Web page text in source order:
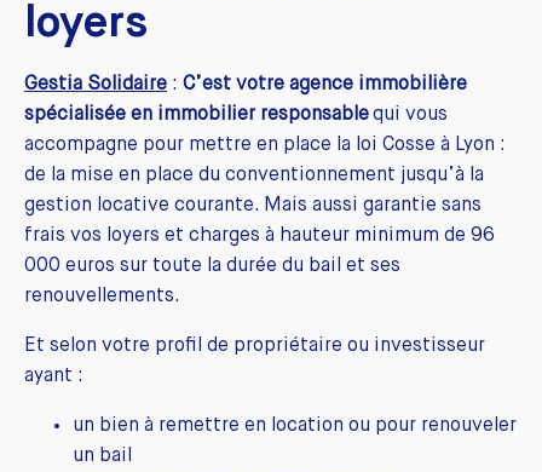
loyers
Gestia Solidaire : C’est votre agence immobilière
spécialisée en immobilier responsablequi vous
accompagne pour mettre en place la loi Cosse à Lyon :
de la mise en place du conventionnement jusqu’à la
gestion locative courante. Mais aussi garantie sans
frais vos loyers et charges à hauteur minimum de 96
000 euros sur toute la durée du bail et ses
renouvellements.
Et selon votre profil de propriétaire ou investisseur
ayant :
un bien à remettre en location ou pour renouveler
un bail